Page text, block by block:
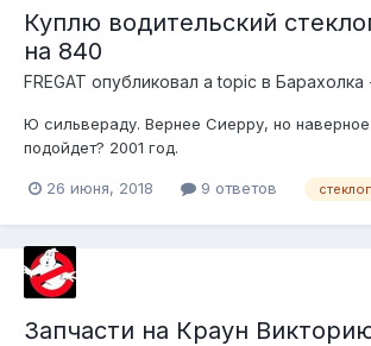
Куплю водительский
на 840
FREGAT опубликовал a topic в Барахолка
Ю сильвераду. Вернее Сиерру, но наверное
подойдет? 2001 год.
26 июня, 2018 9 ответов
Запчасти на Краун